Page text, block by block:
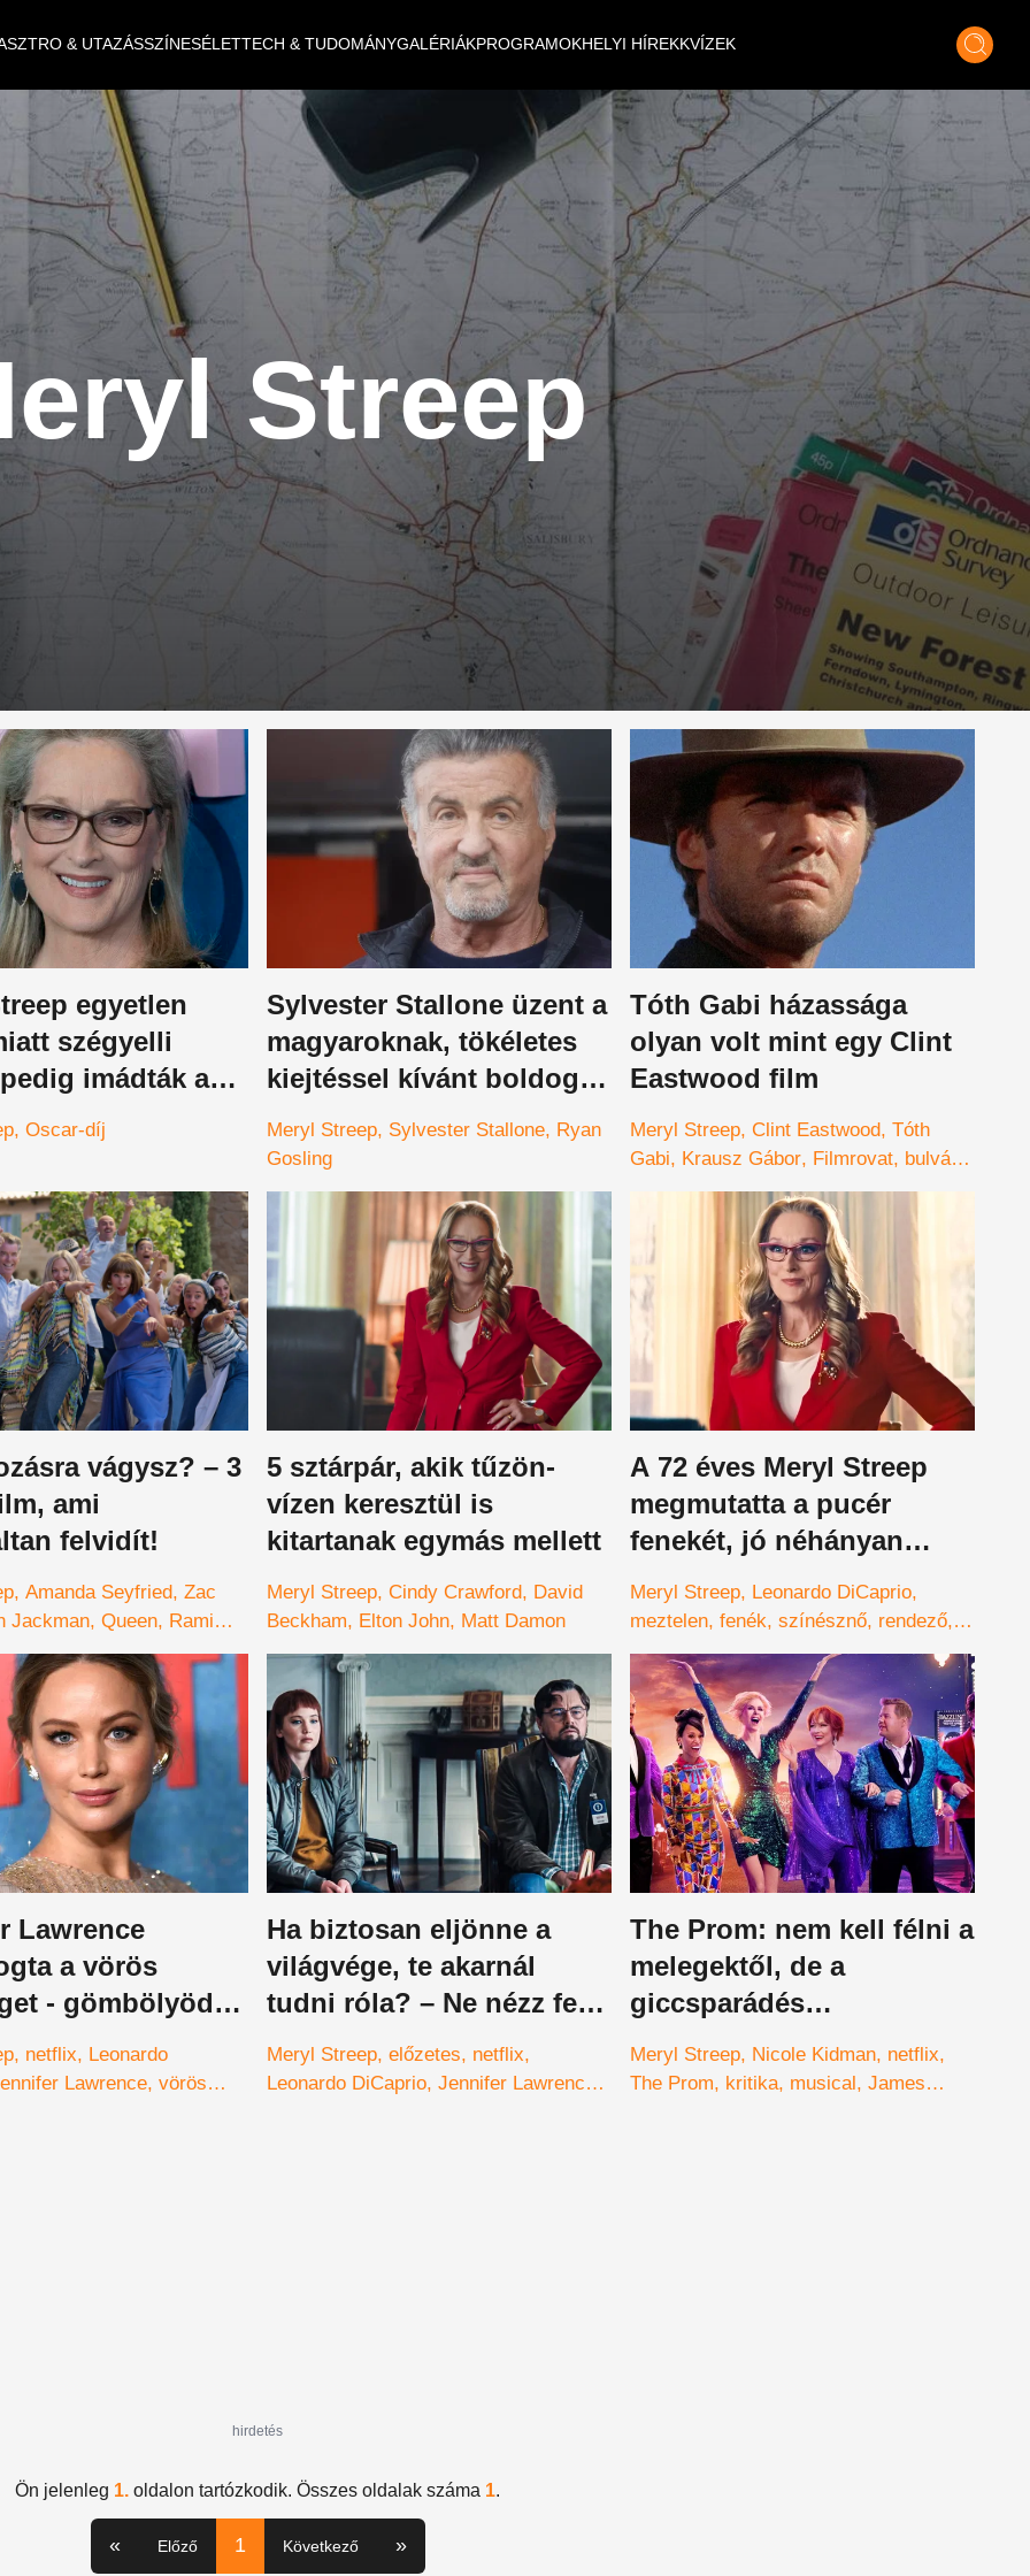
& UTAZÁSSZÍNESÉLETTECH & TUDOMÁNYGALÉRIÁKPROGRAMOKHELYI HÍREKKVÍZEK
Streep
egyetlen
szégyelli
imádták a
Oscar-díj
Sylvester Stallone üzent a
magyaroknak, tökéletes
kiejtéssel kívánt boldog
új évet Ryan Gosling
Meryl Streep Sylvester Stallone Ryan
Gosling
Tóth Gabi házassága
olyan volt mint egy Clint
Eastwood film
Meryl Streep Clint Eastwood Tóth
Gabi
Krausz Gábor Filmrovat bulvár
pszihológia napi bulvár
vágysz? – 3
ami
felvidít!
Amanda Seyfried Zac
Jackman Queen Rami
5 sztárpár, akik tűzön-
vízen keresztül is
kitartanak egymás mellett
Meryl Streep Cindy Crawford David
Beckham
Elton John Matt Damon
A 72 éves Meryl Streep
megmutatta a pucér
fenekét, jó néhányan
pedig elszörnyülködtek
Meryl Streep Leonardo DiCaprio
meztelen fenék színésznő rendező
felháborodás
Lawrence
a vörös
- gömbölyödő
mindenkit
netflix
Leonardo
Lawrence vörös
Ha biztosan eljönne a
világvége, te akarnál
tudni róla? – Ne nézz fel!-
előzetes
Meryl Streep előzetes
netflix
Leonardo DiCaprio Jennifer Lawrence
The Prom: nem kell félni a
melegektől, de a
giccsparádés
musicalektől annál inkább
– kritika
Meryl Streep Nicole Kidman netflix
The Prom
kritika musical James
hirdetés
Ön jelenleg 1. oldalon tartózkodik. Összes oldalak száma 1.
« Előző 1 Következő »